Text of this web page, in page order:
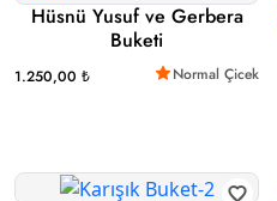
Hüsnü Yusuf ve Gerbera
Buketi
1.250,00 ₺ Normal Çicek